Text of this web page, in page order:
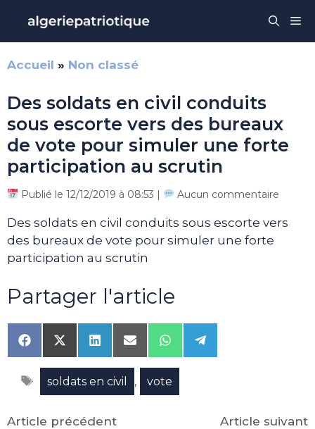
contenu
Accueil » Non classé
Des soldats en civil conduits
sous escorte vers des bureaux
de vote pour simuler une forte
participation au scrutin
Publié le 12/12/2019 à 08:53 | Aucun commentaire
Des soldats en civil conduits sous escorte vers
des bureaux de vote pour simuler une forte
participation au scrutin
Partager l'article
Share
on
Facebook
Share
on
X
(Twitter)
Share
on
LinkedIn
Share
on
Email
Share
on
WhatsApp
Share
on
Étiquettes
soldats en civil , vote
Article précédent Article suivant